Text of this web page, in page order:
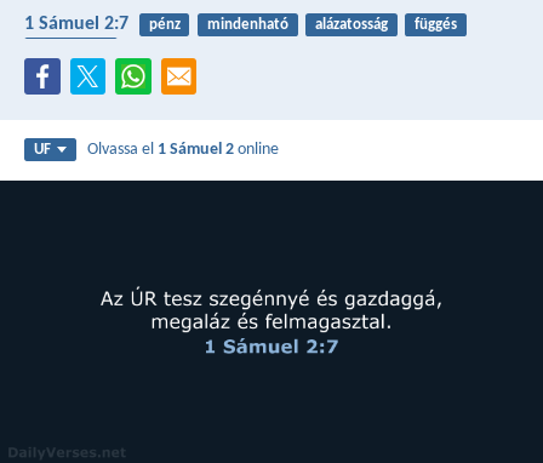
1 Sámuel 2:7 pénz mindenható alázatosság
függés
UF Olvassa el 1 Sámuel 2 online